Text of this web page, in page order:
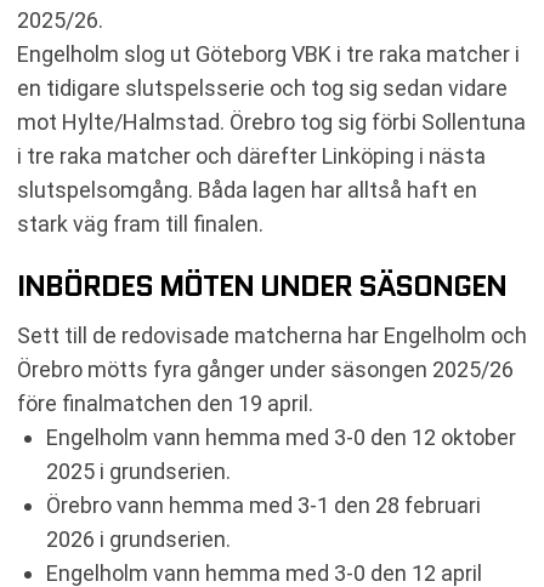
2025/26.
Engelholm slog ut Göteborg VBK i tre raka matcher i
en tidigare slutspelsserie och tog sig sedan vidare
mot Hylte/Halmstad. Örebro tog sig förbi Sollentuna
i tre raka matcher och därefter Linköping i nästa
slutspelsomgång. Båda lagen har alltså haft en
stark väg fram till finalen.
INBÖRDES MÖTEN UNDER SÄSONGEN
Sett till de redovisade matcherna har Engelholm och
Örebro mötts fyra gånger under säsongen 2025/26
före finalmatchen den 19 april.
Engelholm vann hemma med 3-0 den 12 oktober
2025 i grundserien.
Örebro vann hemma med 3-1 den 28 februari
2026 i grundserien.
Engelholm vann hemma med 3-0 den 12 april